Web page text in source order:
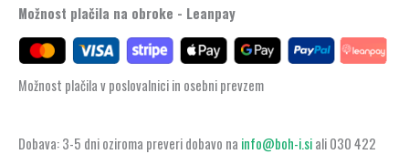
Možnost plačila na obroke - Leanpay
Možnost plačila v poslovalnici in osebni prevzem
Dobava: 3-5 dni oziroma preveri dobavo na info@boh-i.siali 030 422